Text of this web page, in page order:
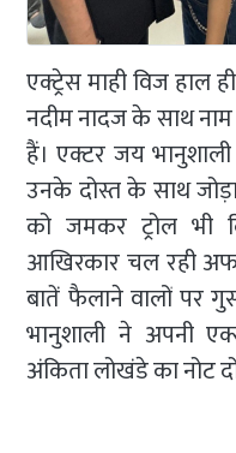
एक्ट्रेस माही विज
नदीम नादज के साथ
हैं। एक्टर जय
उनके दोस्त के साथ
को जमकर ट्रोल भी
आखिरकार चल रही
बातें फैलाने वालों पर
भानुशाली ने अपनी
अंकिता लोखंडे का नोट